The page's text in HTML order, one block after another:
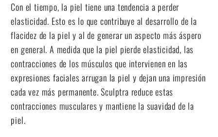
Con el tiempo, la piel tiene una tendencia a perder
elasticidad. Esto es lo que contribuye al desarrollo de la
flacidez de la piel y al de generar un aspecto más áspero
en general. A medida que la piel pierde elasticidad, las
contracciones de los músculos que intervienen en las
expresiones faciales arrugan la piel y dejan una impresión
cada vez más permanente. Sculptra reduce estas
contracciones musculares y mantiene la suavidad de la
piel.